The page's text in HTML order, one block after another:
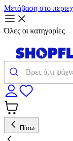
Μετάβαση στο
Όλες οι κατηγορίες
Πίσω